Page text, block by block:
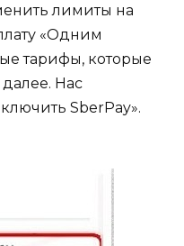
лимиты на
«Одним
тарифы, которые
Нас
SberPay».